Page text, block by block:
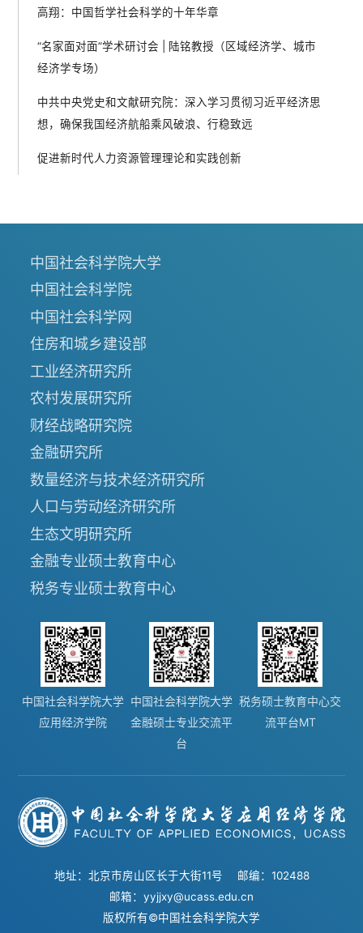
高翔：中国哲学社会科学的十年华章
“名家面对面”学术研讨会 | 陆铭教授（区域经济学、城市
经济学专场）
中共中央党史和文献研究院：深入学习贯彻习近平经济思
想，确保我国经济航船乘风破浪、行稳致远
促进新时代人力资源管理理论和实践创新
中国社会科学院大学
中国社会科学院
中国社会科学网
住房和城乡建设部
工业经济研究所
农村发展研究所
财经战略研究院
金融研究所
数量经济与技术经济研究所
人口与劳动经济研究所
生态文明研究所
金融专业硕士教育中心
税务专业硕士教育中心
中国社会科学院大学
应用经济学院
中国社会科学院大学
金融硕士专业交流平
台
税务硕士教育中心交
流平台MT
版权所有©中国社会科学院大学
地址：北京市房山区长于大街11号 邮编：102488
邮箱：yyjjxy@ucass.edu.cn